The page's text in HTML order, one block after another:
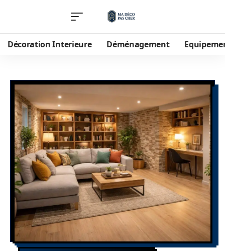
Décoration Interieure Déménagement